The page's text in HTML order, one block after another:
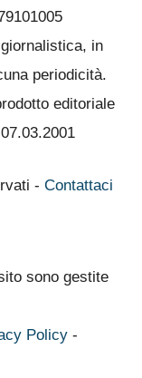
in
periodicità.
editoriale
- Contattaci
sono gestite
Policy-